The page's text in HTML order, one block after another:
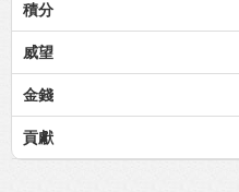
積分
威望
金錢
貢獻